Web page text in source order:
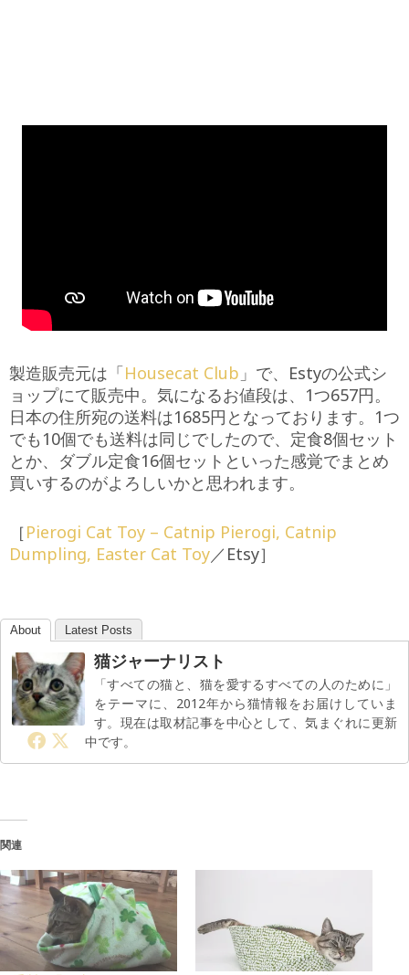
製造販売元は「Housecat Club 」で、Estyの公式シ
ョップにて販売中。気になるお値段は、1つ657円。
日本の住所宛の送料は1685円となっております。1つ
でも10個でも送料は同じでしたので、定食8個セット
とか、ダブル定食16個セットといった感覚でまとめ
買いするのがよろしいかと思われます。
［Pierogi Cat Toy – Catnip Pierogi, Catnip
Dumpling, Easter Cat Toy／Etsy］
About Latest Posts
猫ジャーナリスト
「すべての猫と、猫を愛するすべての人のために」
をテーマに、2012年から猫情報をお届けしていま
す。現在は取材記事を中心として、気まぐれに更新
中です。
関連